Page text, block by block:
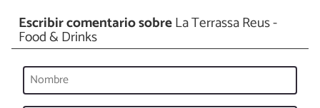
Escribir comentario sobreLa Terrassa Reus -
Food & Drinks